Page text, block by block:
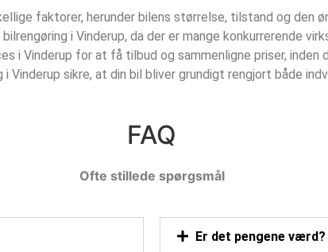
faktorer, herunder bilens størrelse, tilstand og den
i Vinderup‎, da der er mange konkurrerende
i Vinderup‎ for at få tilbud og sammenligne priser,
Vinderup‎ sikre, at din bil bliver grundigt rengjort både
FAQ
Ofte stillede spørgsmål
Er det pengene værd?